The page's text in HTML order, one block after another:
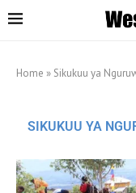
Home » Sikukuu ya
SIKUKUU YA